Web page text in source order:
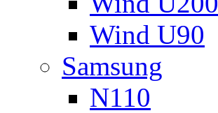
Wind U90
Samsung
N110